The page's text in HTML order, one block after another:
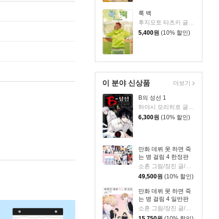
룩 백
5,400원 (10% 할인)
이 분야 신상품
B의 성선 1
하야시 모리히로 글그림
6,300원 (10% 할인)
만화 데뷔 못 하면 죽
는 병 걸림 4 한정판
49,500원 (10% 할인)
만화 데뷔 못 하면 죽
는 병 걸림 4 일반판
더보기